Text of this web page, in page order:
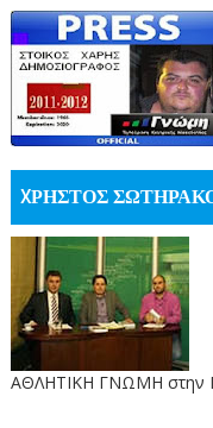
XΡΗΣΤΟΣ
ΑΘΛΗΤΙΚΗ ΓΝΩΜΗ στην